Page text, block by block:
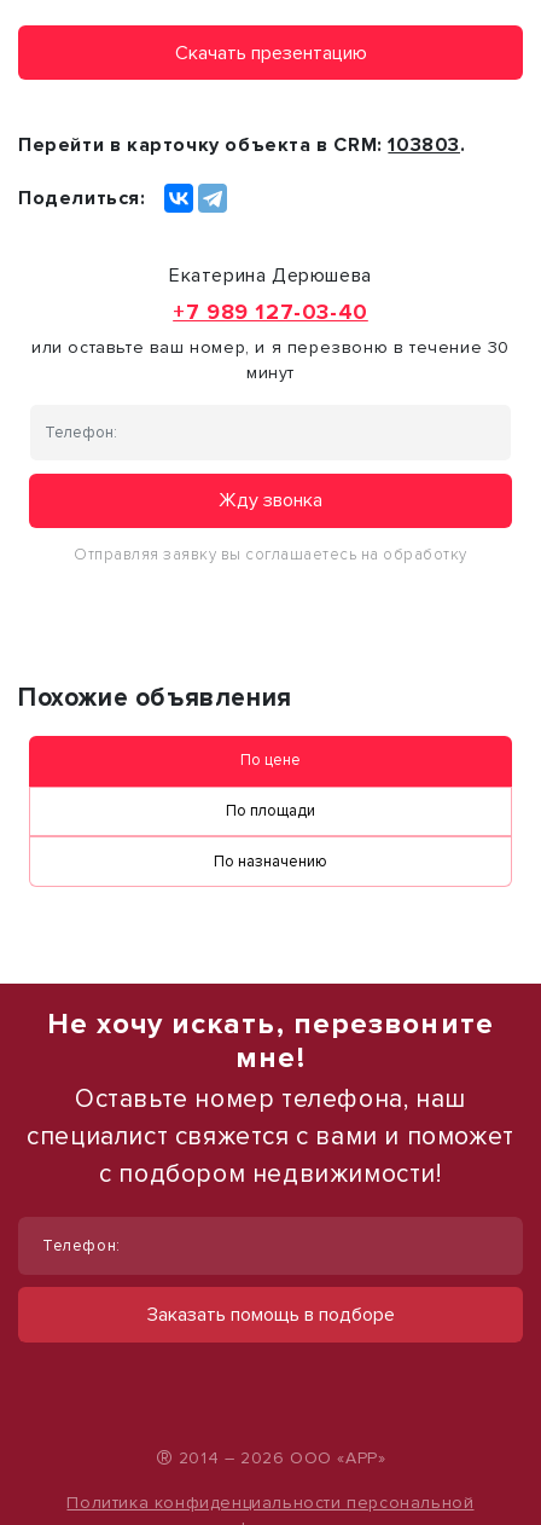
Скачать презентацию
Перейти в карточку объекта в CRM:103803.
Поделиться:
Екатерина Дерюшева
+7 989 127-03-40
или оставьте ваш номер, и я перезвоню в течение 30
минут
Жду звонка
Отправляя заявку вы соглашаетесь на обработку
Похожие объявления
По цене
По площади
По назначению
Не хочу искать, перезвоните
мне!
Оставьте номер телефона, наш
специалист свяжется с вами и поможет
с подбором недвижимости!
Телефон:
Заказать помощь в подборе
® 2014 – 2026 ООО «АРР»
Политика конфиденциальности персональной